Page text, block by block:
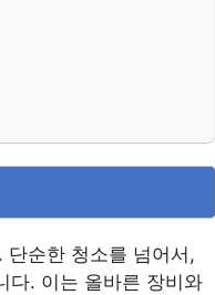
단순한 청소를 넘어서,
다. 이는 올바른 장비와